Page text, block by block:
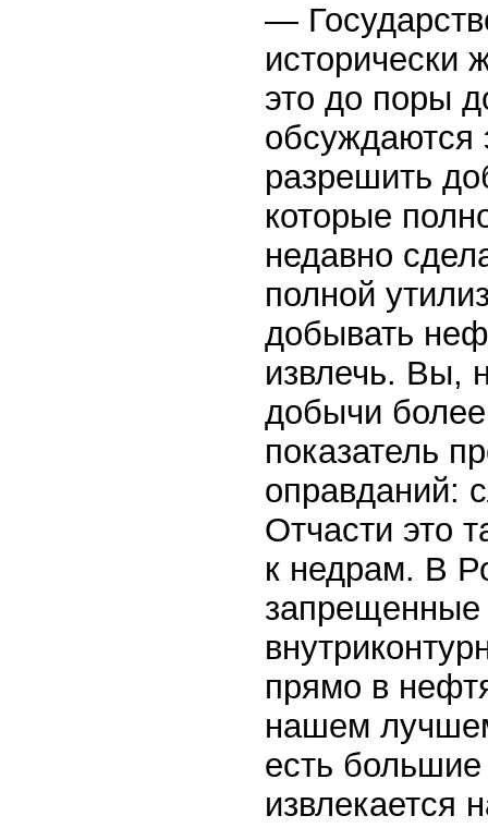
—
исторически
это до поры
разрешить
которые
недавно
полной
добывать
извлечь. Вы,
добычи
показатель
оправданий:
Отчасти это
к недрам. В
запрещенные
прямо в
нашем
есть
извлекается